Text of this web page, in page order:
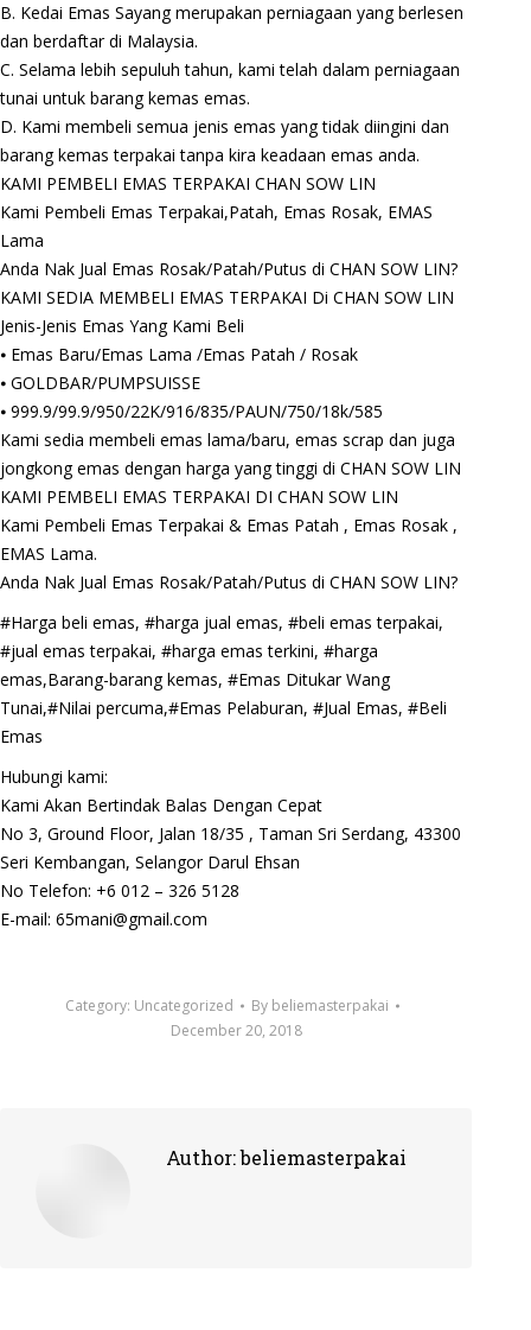
B. Kedai Emas Sayang merupakan perniagaan yang berlesen
dan berdaftar di Malaysia.
C. Selama lebih sepuluh tahun, kami telah dalam perniagaan
tunai untuk barang kemas emas.
D. Kami membeli semua jenis emas yang tidak diingini dan
barang kemas terpakai tanpa kira keadaan emas anda.
KAMI PEMBELI EMAS TERPAKAI CHAN SOW LIN
Kami Pembeli Emas Terpakai,Patah, Emas Rosak, EMAS
Lama
Anda Nak Jual Emas Rosak/Patah/Putus di CHAN SOW LIN?
KAMI SEDIA MEMBELI EMAS TERPAKAI Di CHAN SOW LIN
Jenis-Jenis Emas Yang Kami Beli
⦁ Emas Baru/Emas Lama /Emas Patah / Rosak
⦁ GOLDBAR/PUMPSUISSE
⦁ 999.9/99.9/950/22K/916/835/PAUN/750/18k/585
Kami sedia membeli emas lama/baru, emas scrap dan juga
jongkong emas dengan harga yang tinggi di CHAN SOW LIN
KAMI PEMBELI EMAS TERPAKAI DI CHAN SOW LIN
Kami Pembeli Emas Terpakai & Emas Patah , Emas Rosak ,
EMAS Lama.
Anda Nak Jual Emas Rosak/Patah/Putus di CHAN SOW LIN?
#Harga beli emas, #harga jual emas, #beli emas terpakai,
#jual emas terpakai, #harga emas terkini, #harga
emas,Barang-barang kemas, #Emas Ditukar Wang
Tunai,#Nilai percuma,#Emas Pelaburan, #Jual Emas, #Beli
Emas
Hubungi kami:
Kami Akan Bertindak Balas Dengan Cepat
No 3, Ground Floor, Jalan 18/35 , Taman Sri Serdang, 43300
Seri Kembangan, Selangor Darul Ehsan
No Telefon: +6 012 – 326 5128
E-mail: 65mani@gmail.com
Category: Uncategorized By beliemasterpakai
December 20, 2018
Author:beliemasterpakai